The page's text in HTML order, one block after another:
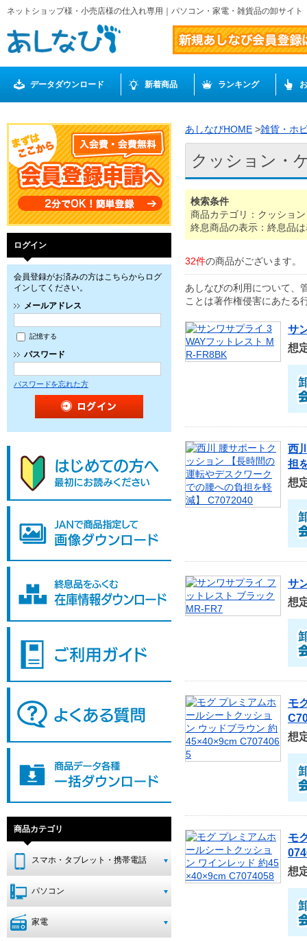
ネットショップ様・小売店様の仕入れ専用｜パソコン・家電・雑貨品の卸サイ
データダウンロード 新着商品 ランキング
ログイン
会員登録がお済みの方はこちらからログ
インしてください。
メールアドレス
記憶する
パスワード
パスワードを忘れた方
商品カテゴリ
スマホ・タブレット・携帯電話
パソコン
家電
あしなびHOME >雑貨・ホ
クッション・
検索条件
商品カテゴリ：クッショ
終息商品の表示：終息品
32件の商品がございます。
あしなびの利用について、
ことは著作権侵害にあたる
サ
想
西
担
想
サ
想
モ
想
モ
想